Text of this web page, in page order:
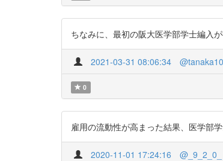
ちなみに、最初の阪大医学部学士編入
2021-03-31 08:06:34
0
雇用の流動性が高まった結果、医学部
2020-11-01 17:24:16 @_9_2_0_